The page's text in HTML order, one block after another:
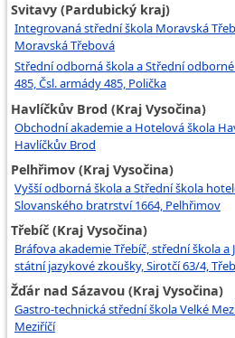
Svitavy (Pardubický kraj)
Integrovaná střední škola Moravská
Moravská Třebová
Střední odborná škola a Střední
485, Čsl. armády 485, Polička
Havlíčkův Brod (Kraj Vysočina)
Obchodní akademie a Hotelová škola
Havlíčkův Brod
Pelhřimov (Kraj Vysočina)
Vyšší odborná škola a Střední škola
Slovanského bratrství 1664, Pelhřimov
Třebíč (Kraj Vysočina)
Bráfova akademie Třebíč, střední škola a
státní jazykové zkoušky, Sirotčí 63/4,
Žďár nad Sázavou (Kraj Vysočina)
Gastro-technická střední škola Velké
Meziříčí